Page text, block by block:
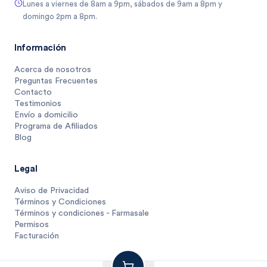
1 unidad $92.25
Lunes a viernes de 8am a 9pm, sábados de 9am a 8pm y
domingo 2pm a 8pm.
Información
Acerca de nosotros
Preguntas Frecuentes
Contacto
Testimonios
Envío a domicilio
Programa de Afiliados
Blog
Legal
Aviso de Privacidad
Términos y Condiciones
Términos y condiciones - Farmasale
Permisos
Facturación